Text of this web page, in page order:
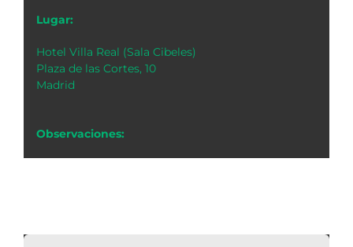
Lugar:
Hotel Villa Real (Sala Cibeles)
Plaza de las Cortes, 10
Madrid
Observaciones: